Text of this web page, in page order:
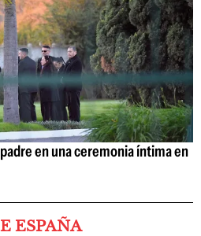
en una ceremonia íntima en
ESPAÑA